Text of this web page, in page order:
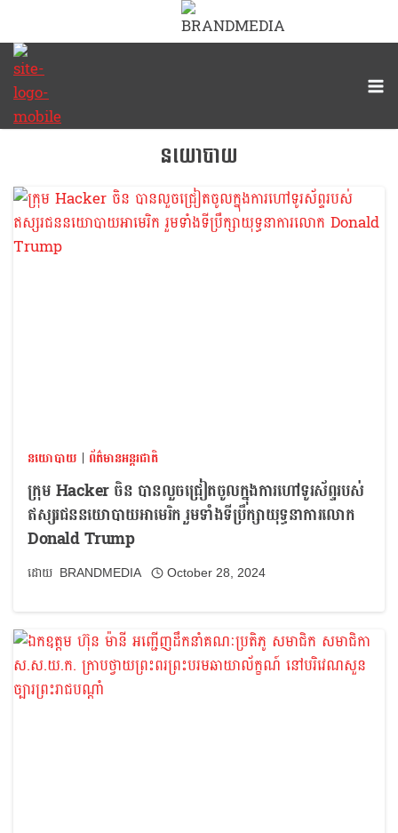
នយោបាយ
នយោបាយ | ព័ត៌មានអន្តរជាតិ
ក្រុម Hacker ចិន បានលួចជ្រៀតចូលក្នុងការហៅទូរស័ព្ទរបស់
ឥស្សរជននយោបាយអាមេរិក រួមទាំងទីប្រឹក្សាយុទ្ធនាការលោក
Donald Trump
BRANDMEDIA October 28, 2024